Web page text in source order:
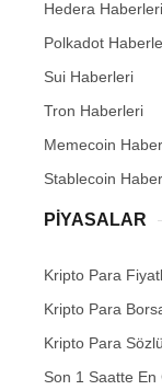
Hedera Haberleri
Polkadot
Sui Haberleri
Tron Haberleri
Memecoin
Stablecoin
PIYASALAR
Kripto Para
Kripto Para
Kripto Para
Son 1 Saatte